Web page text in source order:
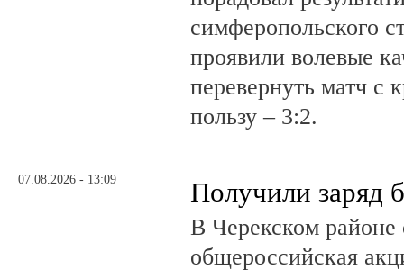
симферопольского
проявили волевые
перевернуть матч с
пользу – 3:2.
07.08.2026 - 13:09 Получили заряд
В Черекском районе
общероссийская